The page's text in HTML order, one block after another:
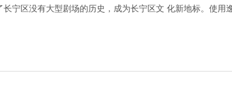
宁区没有大型剧场的历史，成为长宁区文 化新地标。使用